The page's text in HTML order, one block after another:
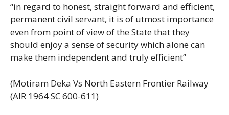
“in regard to honest, straight forward and efficient,
permanent civil servant, it is of utmost importance
even from point of view of the State that they
should enjoy a sense of security which alone can
make them independent and truly efficient”
(Motiram Deka Vs North Eastern Frontier Railway
(AIR 1964 SC 600-611)